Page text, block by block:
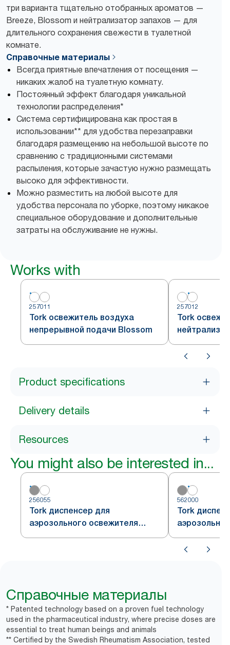
три варианта тщательно отобранных ароматов —
Breeze, Blossom и нейтрализатор запахов — для
длительного сохранения свежести в туалетной
комнате.
Справочные материалы
Всегда приятные впечатления от посещения —
никаких жалоб на туалетную комнату.
Постоянный эффект благодаря уникальной
технологии распределения*
Система сертифицирована как простая в
использовании** для удобства перезаправки
благодаря размещению на небольшой высоте по
сравнению с традиционными системами
распыления, которые зачастую нужно размещать
высоко для эффективности.
Можно разместить на любой высоте для
удобства персонала по уборке, поэтому никакое
специальное оборудование и дополнительные
затраты на обслуживание не нужны.
Works with
257011
Tork освежитель воздуха
непрерывной подачи Blossom
257012
Tork
Product specifications
Delivery details
Resources
You might also be interested in...
256055
Tork диспенсер для
аэрозольного освежителя
воздуха, серый, система A1
562000
Tork
воздуха,
Справочные материалы
* Patented technology based on a proven fuel technology
used in the pharmaceutical industry, where precise doses are
essential to treat human beings and animals
** Certified by the Swedish Rheumatism Association, tested